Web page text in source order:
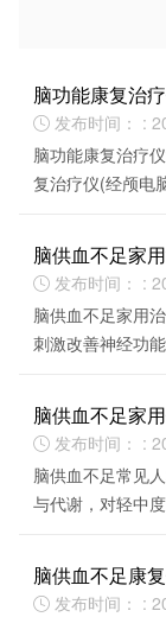
脑功能康复治
 发布时间： :
脑功能康复治疗
复治疗仪(经颅电
脑供血不足家
 发布时间： :
脑供血不足家用
刺激改善神经功
脑供血不足家
 发布时间： :
脑供血不足常见
与代谢，对轻中
脑供血不足康
 发布时间： :